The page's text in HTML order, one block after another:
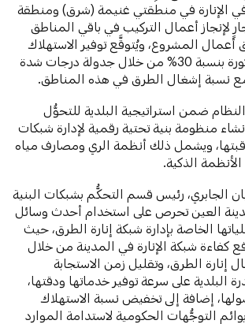
في الإنارة في منطقتي غنيمة (شرق) ومنطقة
لإنجاز أعمال التركيب في باقي المناطق
المشروع، ويُتوقَّع توفير الاستهلاك
في المناطق المذكورة بنسبة 30% من خلال جدولة درجات شدة
مع نسبة إشغال الطرق في هذه المناطق.
ضمن استراتيجية البلدية للتحوُّل
منظومة بنية تحتية رقمية لإدارة شبكات
ويشمل ذلك أنظمة الري ومصارف مياه
الذكية.
الجابري، رئيس قسم التحكُّم بشبكات البنية
مدينة العين تحرص على استخدام أحدث وسائل
الخاصة بإدارة شبكة إنارة الطرق، حيث
كفاءة شبكة الإنارة في المدينة من خلال
إنارة الطرق، وتقليل زمن الاستجابة
البلدية على سرعة توفير خدماتها ودقتها،
إضافة إلى تخفيض نسبة الاستهلاك
التوجُّهات الحكومية لاستدامة الموارد